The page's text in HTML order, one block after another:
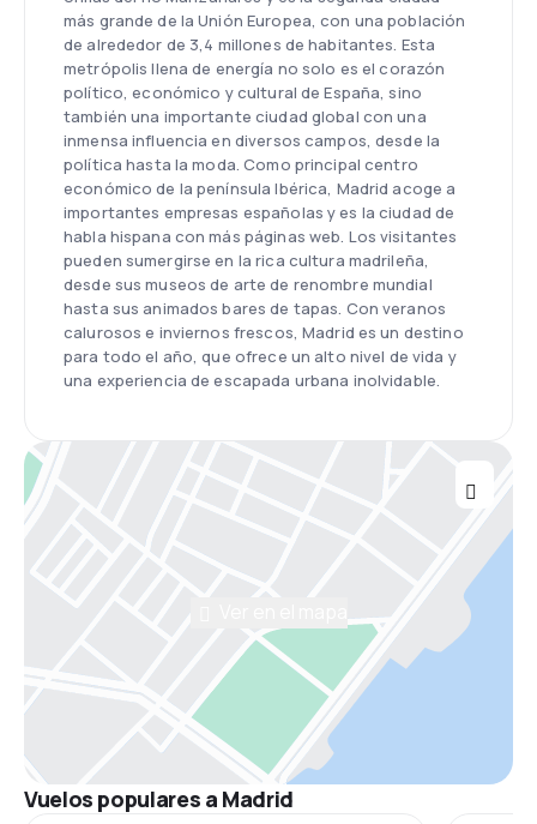
más grande de la Unión Europea, con una población
de alrededor de 3,4 millones de habitantes. Esta
metrópolis llena de energía no solo es el corazón
político, económico y cultural de España, sino
también una importante ciudad global con una
inmensa influencia en diversos campos, desde la
política hasta la moda. Como principal centro
económico de la península Ibérica, Madrid acoge a
importantes empresas españolas y es la ciudad de
habla hispana con más páginas web. Los visitantes
pueden sumergirse en la rica cultura madrileña,
desde sus museos de arte de renombre mundial
hasta sus animados bares de tapas. Con veranos
calurosos e inviernos frescos, Madrid es un destino
para todo el año, que ofrece un alto nivel de vida y
una experiencia de escapada urbana inolvidable.
Vuelos populares a Madrid